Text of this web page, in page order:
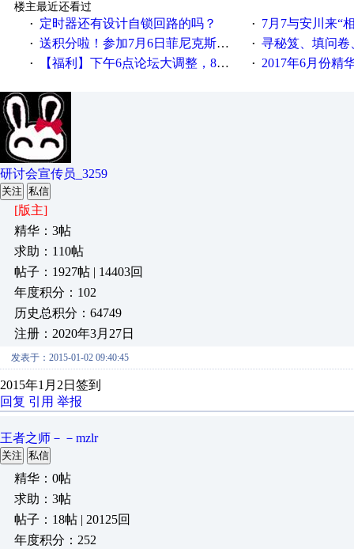
楼主最近还看过
·
定时器还有设计自锁回路的吗？ · 7月7与安川来“
· 送积分啦！参加7月6日菲尼克斯在线研讨会即得 · 寻秘笈、填问卷
· 【福利】下午6点论坛大调整，8点服务器内存升级 · 2017年6月份精
研讨会宣传员_3259
关注 私信
[版主]
精华：3帖
求助：110帖
帖子：1927帖 | 14403回
年度积分：102
历史总积分：64749
注册：2020年3月27日
发表于：2015-01-02 09:40:45
2015年1月2日签到
回复 引用 举报
王者之师－－mzlr
关注 私信
精华：0帖
求助：3帖
帖子：18帖 | 20125回
年度积分：252